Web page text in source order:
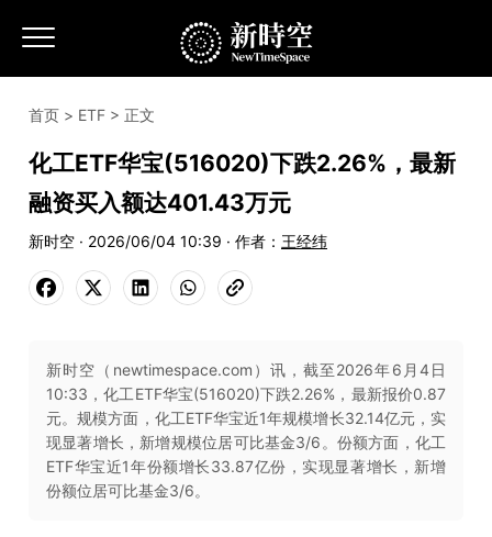
首页 > ETF > 正文
化工ETF华宝(516020)下跌2.26%，最新
融资买入额达401.43万元
新时空 · 2026/06/04 10:39 · 作者： 王经纬
新时空（newtimespace.com）讯，截至2026年6月4日
10:33，化工ETF华宝(516020)下跌2.26%，最新报价0.87
元。规模方面，化工ETF华宝近1年规模增长32.14亿元，实
现显著增长，新增规模位居可比基金3/6。份额方面，化工
ETF华宝近1年份额增长33.87亿份，实现显著增长，新增
份额位居可比基金3/6。